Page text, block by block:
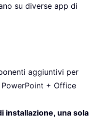
su diverse app di
aggiuntivi per
+ Office
installazione, una sola